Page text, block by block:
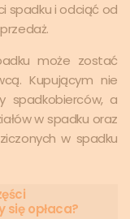
spadku i odciąć od
może zostać
Kupującym nie
spadkobierców, a
w spadku oraz
w spadku
się opłaca?